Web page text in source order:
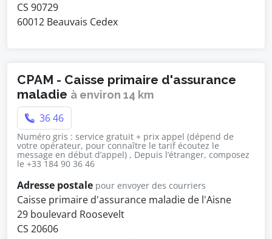
CS 90729
60012 Beauvais Cedex
CPAM - Caisse primaire d'assurance
maladie à environ 14 km
36 46
Numéro gris : service gratuit + prix appel (dépend de
votre opérateur, pour connaître le tarif écoutez le
message en début d’appel) , Depuis l’étranger, composez
le +33 184 90 36 46
Adresse postale pour envoyer des courriers
Caisse primaire d'assurance maladie de l'Aisne
29 boulevard Roosevelt
CS 20606